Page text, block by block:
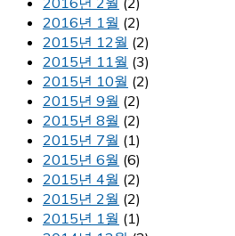
2016년 1월 (2)
2015년 12월 (2)
2015년 11월 (3)
2015년 10월 (2)
2015년 9월 (2)
2015년 8월 (2)
2015년 7월 (1)
2015년 6월 (6)
2015년 4월 (2)
2015년 2월 (2)
2015년 1월 (1)